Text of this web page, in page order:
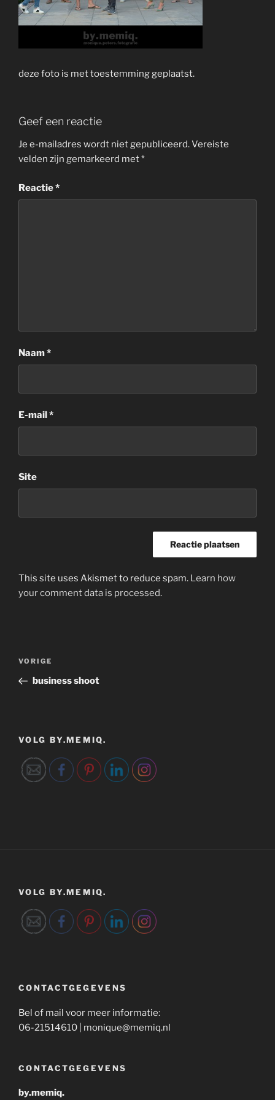
deze foto is met toestemming geplaatst.
Geef een reactie
Je e-mailadres wordt niet gepubliceerd.Vereiste
velden zijn gemarkeerd met*
Reactie*
Naam*
E-mail*
Site
This site uses Akismet to reduce spam. Learn how
your comment data is processed.
Bericht
Vorig
bericht
VORIGE
business shoot
VOLG BY.MEMIQ.
VOLG BY.MEMIQ.
CONTACTGEGEVENS
Bel of mail voor meer informatie:
06-21514610 | monique@memiq.nl
CONTACTGEGEVENS
by.memiq.